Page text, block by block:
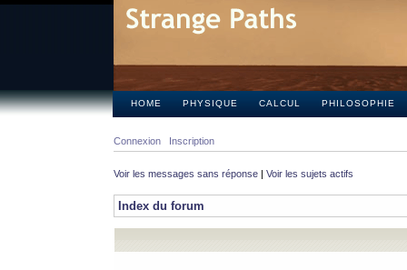
HOME PHYSIQUE CALCUL PHILOSOPHIE
Connexion Inscription
Voir les messages sans réponse | Voir les sujets actifs
Index du forum